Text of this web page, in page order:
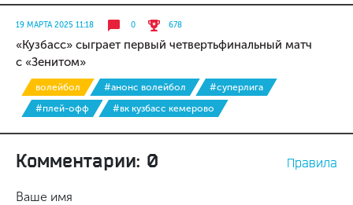
19 МАРТА 2025 11:18 0 678
«Кузбасс» сыграет первый четвертьфинальный матч
с «Зенитом»
волейбол #анонс волейбол
#суперлига
#плей-офф
#вк кузбасс кемерово
Комментарии: 0 Правила
Ваше имя